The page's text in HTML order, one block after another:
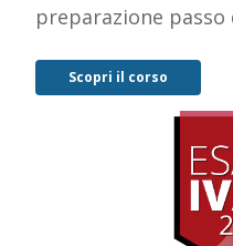
preparazione passo
Scopri il corso